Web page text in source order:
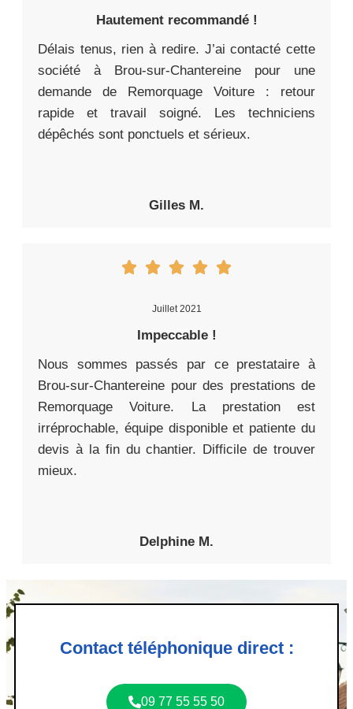
Hautement recommandé !
Délais tenus, rien à redire. J’ai contacté cette
société à Brou-sur-Chantereine pour une
demande de Remorquage Voiture : retour
rapide et travail soigné. Les techniciens
dépêchés sont ponctuels et sérieux.
Gilles M.
Juillet 2021
Impeccable !
Nous sommes passés par ce prestataire à
Brou-sur-Chantereine pour des prestations de
Remorquage Voiture. La prestation est
irréprochable, équipe disponible et patiente du
devis à la fin du chantier. Difficile de trouver
mieux.
Delphine M.
Contact téléphonique direct :
09 77 55 55 50